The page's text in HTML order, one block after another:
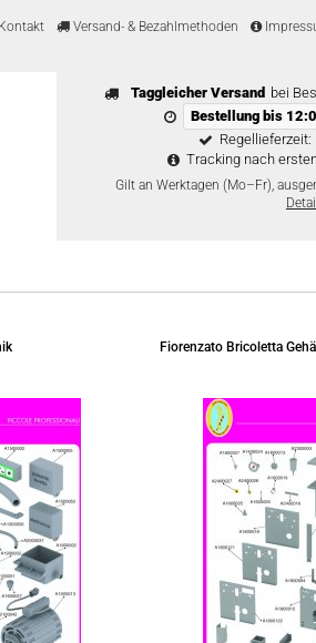
Kontakt Versand- & Bezahlmethoden
Taggleicher Versand bei
Bestellung bis
Regellieferzeit:
Tracking nach
Gilt an Werktagen (Mo–Fr),
Fiorenzato Bricoletta